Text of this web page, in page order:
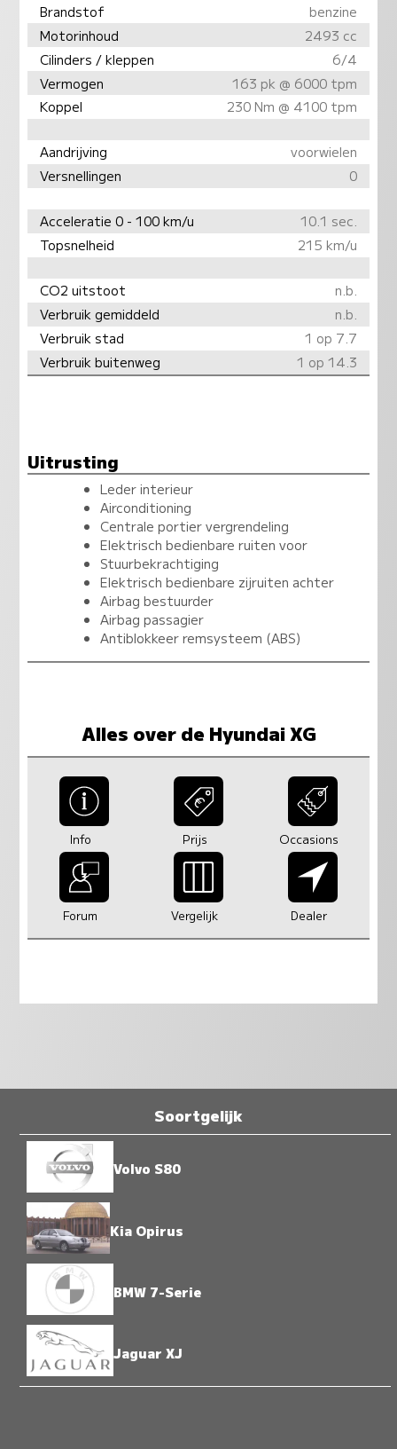
Brandstof
benzine
Motorinhoud
2493 cc
Cilinders / kleppen
6/4
Vermogen
163 pk @ 6000 tpm
Koppel
230 Nm @ 4100 tpm
Aandrijving
voorwielen
Versnellingen
0
Acceleratie 0 - 100 km/u
10.1 sec.
Topsnelheid
215 km/u
CO2 uitstoot
n.b.
Verbruik gemiddeld
n.b.
Verbruik stad
1 op 7.7
Verbruik buitenweg
1 op 14.3
Uitrusting
Leder interieur
Airconditioning
Centrale portier vergrendeling
Elektrisch bedienbare ruiten voor
Stuurbekrachtiging
Elektrisch bedienbare zijruiten achter
Airbag bestuurder
Airbag passagier
Antiblokkeer remsysteem (ABS)
Alles over de Hyundai XG
Info Prijs Occasions
Forum Vergelijk Dealer
Soortgelijk
Volvo S80
Kia Opirus
BMW 7-Serie
Jaguar XJ